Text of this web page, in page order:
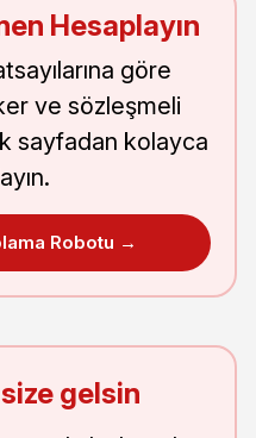
Hesaplayın
göre
ve sözleşmeli
sayfadan kolayca
Robotu →
gelsin